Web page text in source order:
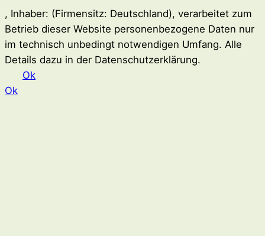
, Inhaber: (Firmensitz: Deutschland), verarbeitet zum
Betrieb dieser Website personenbezogene Daten nur
im technisch unbedingt notwendigen Umfang. Alle
Details dazu in der Datenschutzerklärung.
Ok
Ok